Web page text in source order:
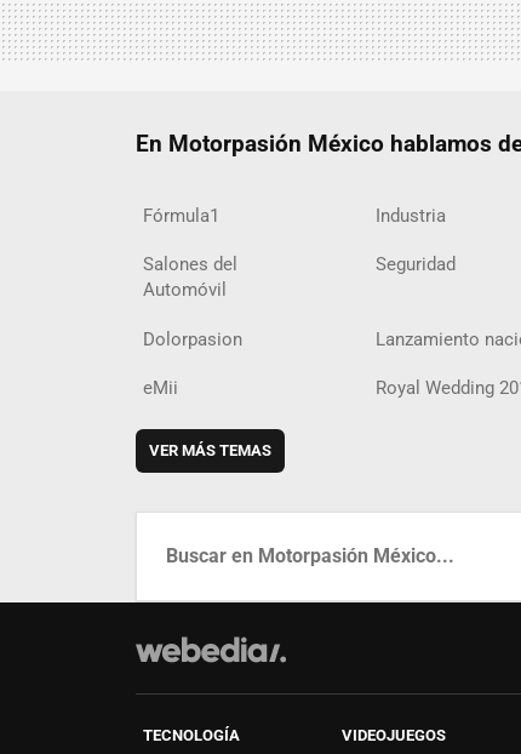
En Motorpasión México hablamos
Fórmula1 Industria
Salones del
Automóvil
Seguridad
Dolorpasion Lanzamiento
eMii Royal Wedding
VER MÁS TEMAS
TECNOLOGÍA VIDEOJUEGOS